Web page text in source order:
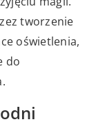
tworzenie
oświetlenia,
do